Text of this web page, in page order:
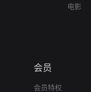
电影
会员
会员特权